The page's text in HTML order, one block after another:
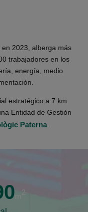
en 2023, alberga más
trabajadores en los
energía, medio
estratégico a 7 km
Entidad de Gestión
Paterna
m2